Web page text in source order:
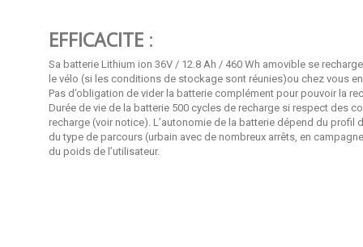
EFFICACITE :
Sa batterie Lithium ion 36V / 12.8 Ah / 460 Wh amovible se
le vélo (si les conditions de stockage sont réunies)ou chez vous
Pas d’obligation de vider la batterie complément pour pouvoir la
Durée de vie de la batterie 500 cycles de recharge si respect des
recharge (voir notice). L’autonomie de la batterie dépend du profil
du type de parcours (urbain avec de nombreux arrêts, en
du poids de l’utilisateur.